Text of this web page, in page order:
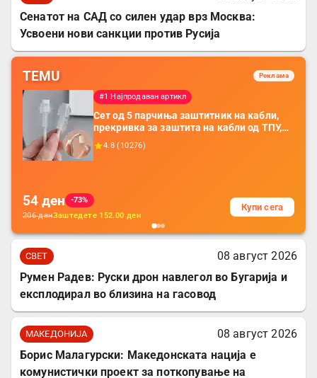
Сенатот на САД со силен удар врз Москва:
Усвоени нови санкции против Русија
TEMU Реклама
#1 Најпродаван артикл
Сет од 5 парчиња заштитник на кабли,
прекривка за заштита на кабли од ТПУ,
додатоци за заштита на кабли, без
батерија, за мобилни телефони, комплет
4.8 (10276)
54 ден
-73%
206денЗаштедете 152.00 ден
Купи сега
СВЕТ
08 август 2026
Румен Радев: Руски дрон навлегол во Бугарија и
експлодирал во близина на гасовод
МАКЕДОНИЈА
08 август 2026
Борис Малагурски: Македонската нација е
комунистички проект за поткопување на